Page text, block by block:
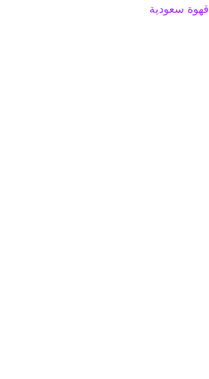
قهوة سعودية